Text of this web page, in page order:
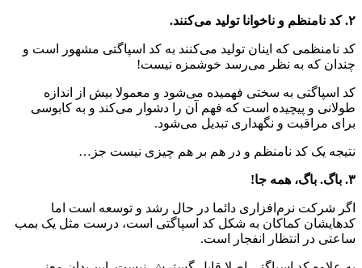
۲. کد نامنظم و ناخوانا تولید می‌کنند.
کد نامنظمی که اینان تولید می‌کنند به کد اسپاگتی مشهور است و
چندان که به نظر می‌رسد خوشمزه نیست!
کد اسپاگتی به سختی فهمیده می‌شود و معمولا بیش از اندازه
طولانی و پیچیده است که فهم آن را دشوار می‌کند و به کابوسی
برای مراقبت و نگهداری تبدیل می‌شود.
نتیجه یک کد نامنظم و در هم بر هم چیزی نیست جز…
۳. باگ. باگ، همه جا!
اگر شرکت نرم‌افزاری دائما در حال رشد و توسعه‌ است اما
کد‌هایشان کماکان به شکل کد اسپاگتی است، درست مثل یک بمب
ساعتی در انتظار انفجار است.